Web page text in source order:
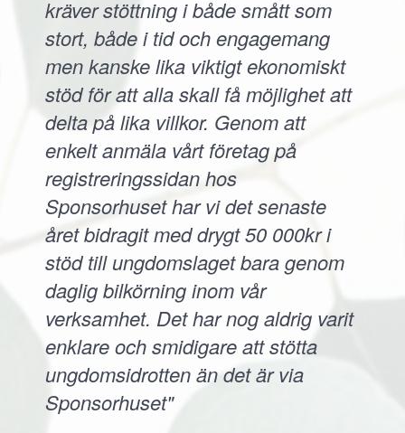
kräver stöttning i både smått som
stort, både i tid och engagemang
men kanske lika viktigt ekonomiskt
stöd för att alla skall få möjlighet att
delta på lika villkor. Genom att
enkelt anmäla vårt företag på
registreringssidan hos
Sponsorhuset har vi det senaste
året bidragit med drygt 50 000kr i
stöd till ungdomslaget bara genom
daglig bilkörning inom vår
verksamhet. Det har nog aldrig varit
enklare och smidigare att stötta
ungdomsidrotten än det är via
Sponsorhuset"